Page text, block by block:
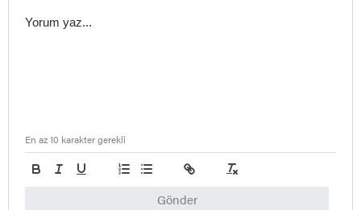
Gönder
En az 10 karakter gerekli